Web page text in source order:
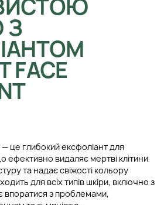
З
FACE
це глибокий ексфоліант для
видаляє мертві клітини
та надає свіжості кольору
для всіх типів шкіри, включно з
впоратися з проблемами,